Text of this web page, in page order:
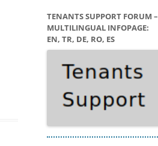
TENANTS SUPPORT FORUM –
MULTILINGUAL INFOPAGE:
EN, TR, DE, RO, ES